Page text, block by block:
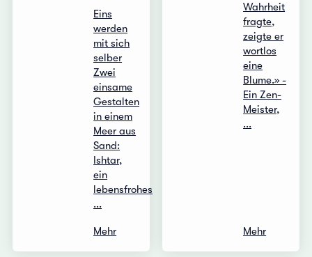
Eins
werden
mit sich
selber
Zwei
einsame
Gestalten
in einem
Meer aus
Sand:
Ishtar,
ein
lebensfrohes
...
Mehr
Wahrheit
fragte,
zeigte er
wortlos
eine
Blume.» -
Ein Zen-
Meister,
...
Mehr